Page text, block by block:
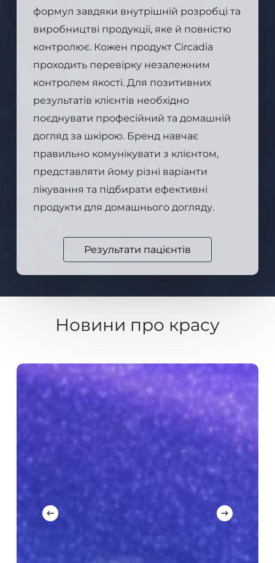
формул завдяки внутрішній розробці та
виробництві продукції, яке й повністю
контролює. Кожен продукт Circadia
проходить перевірку незалежним
контролем якості. Для позитивних
результатів клієнтів необхідно
поєднувати професійний та домашній
догляд за шкірою. Бренд навчає
правильно комунікувати з клієнтом,
представляти йому різні варіанти
лікування та підбирати ефективні
продукти для домашнього догляду.
Результати пацієнтів
Новини про красу
Антиоксиданти
нового
формулах
Circadia